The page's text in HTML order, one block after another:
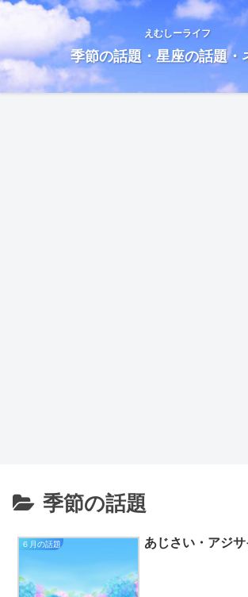
えむしーライフ
季節の話題・星座の話題・
季節の話題
６月の話題 あじさい・アジ